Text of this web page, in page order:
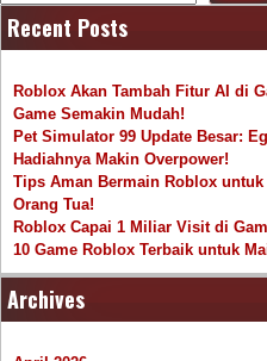
Recent Posts
Roblox Akan Tambah Fitur AI di
Game Semakin Mudah!
Pet Simulator 99 Update Besar:
Hadiahnya Makin Overpower!
Tips Aman Bermain Roblox
Orang Tua!
Roblox Capai 1 Miliar Visit di
10 Game Roblox Terbaik untuk
Archives